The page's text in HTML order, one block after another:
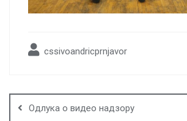
cssivoandricprnjavor
navigation
Одлука о видео надзору